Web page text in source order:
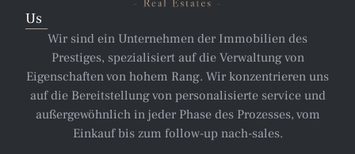
Us
Wir sind ein Unternehmen der Immobilien des
Prestiges, spezialisiert auf die Verwaltung von
Eigenschaften von hohem Rang. Wir konzentrieren uns
auf die Bereitstellung von personalisierte service und
außergewöhnlich in jeder Phase des Prozesses, vom
Einkauf bis zum follow-up nach-sales.